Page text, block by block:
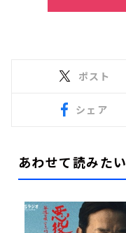
ポスト
シェア
あわせて読みたい